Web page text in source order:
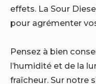
effets. La Sour
pour agrémenter
Pensez à bien
l’humidité et de la
fraîcheur. Sur notre